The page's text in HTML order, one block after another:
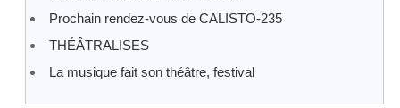
Prochain rendez-vous de CALISTO-235
THÉÂTRALISES
La musique fait son théâtre, festival